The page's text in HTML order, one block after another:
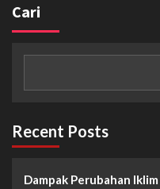
Cari
Recent Posts
Dampak Perubahan